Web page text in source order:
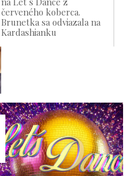
červeného koberca.
Brunetka sa odviazala na
Kardashianku